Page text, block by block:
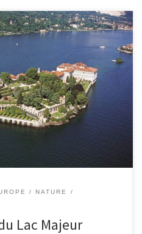
hier je vais repartir ce
fois-ci on va découvrir le Lac
Bella, l’Isola Madre et l’Isola
tourisme du Lac Majeur pour
NATURE
Lac Majeur